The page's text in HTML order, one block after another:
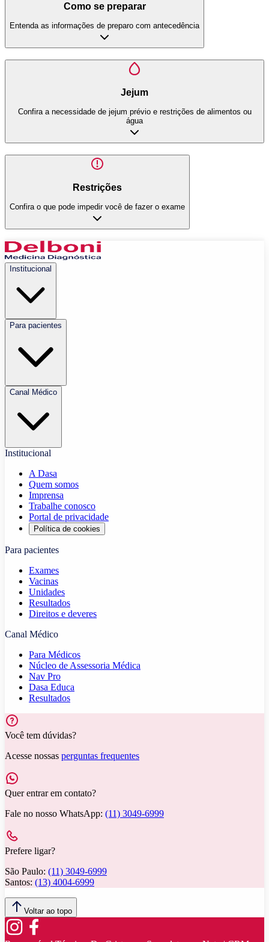
Como se preparar
Entenda as informações de preparo com antecedência
Jejum
Confira a necessidade de jejum prévio e restrições de alimentos ou
água
Restrições
Confira o que pode impedir você de fazer o exame
Institucional
Para pacientes
Canal Médico
Institucional
A Dasa
Quem somos
Imprensa
Trabalhe conosco
Portal de privacidade
Política de cookies
Para pacientes
Exames
Vacinas
Unidades
Resultados
Direitos e deveres
Canal Médico
Para Médicos
Núcleo de Assessoria Médica
Nav Pro
Dasa Educa
Resultados
Você tem dúvidas?
Acesse nossas perguntas frequentes
Quer entrar em contato?
Fale no nosso WhatsApp: (11) 3049-6999
Prefere ligar?
São Paulo: (11) 3049-6999
Santos: (13) 4004-6999
Voltar ao topo